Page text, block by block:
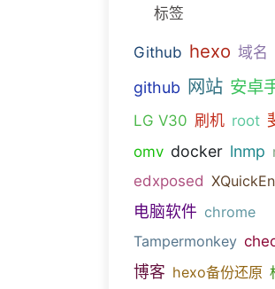
标签
Github hexo 域名
github 网站 安卓
LG V30 刷机 root
omv docker lnmp
edxposed
电脑软件 chrome
Tampermonkey
博客 hexo备份还原